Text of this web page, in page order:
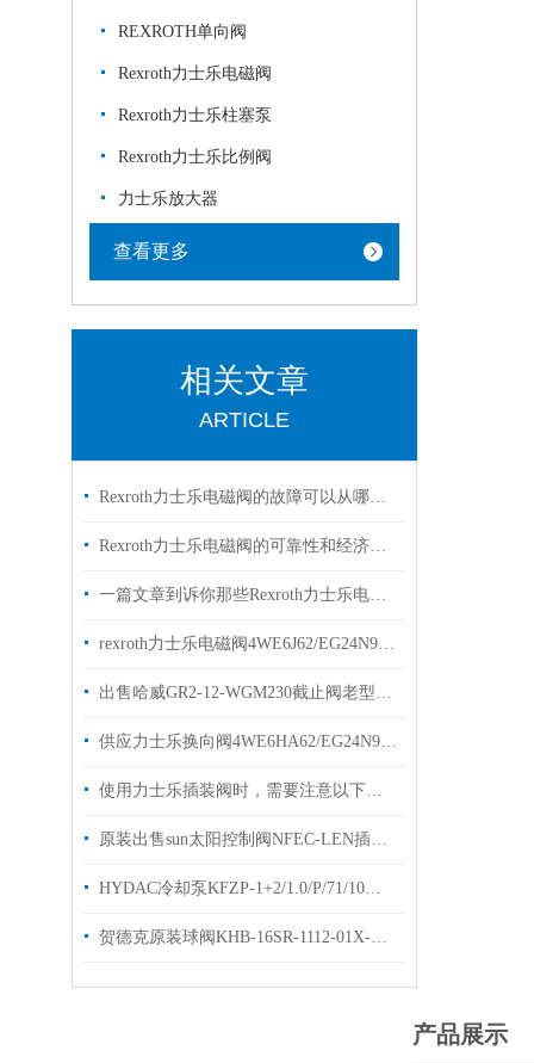
REXROTH单向阀
Rexroth力士乐电磁阀
Rexroth力士乐柱塞泵
Rexroth力士乐比例阀
力士乐放大器
查看更多
相关文章
ARTICLE
Rexroth力士乐电磁阀的故障可以从哪里进行排查
Rexroth力士乐电磁阀的可靠性和经济性解读
一篇文章到诉你那些Rexroth力士乐电磁阀常见的符号的是什么意思
rexroth力士乐电磁阀4WE6J62/EG24N9K4两位三通阀
出售哈威GR2-12-WGM230截止阀老型号GR2-1-WG230
供应力士乐换向阀4WE6HA62/EG24N9K4型号齐全
使用力士乐插装阀时，需要注意以下几个关键的事项
原装出售sun太阳控制阀NFEC-LEN插装阀样本技术参数
HYDAC冷却泵KFZP-1+2/1.0/P/71/10电机泵优势出售
贺德克原装球阀KHB-16SR-1112-01X-A直销高压球阀KHB
产品展示